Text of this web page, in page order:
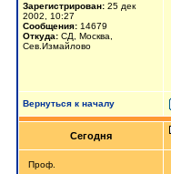
Зарегистрирован: 25 дек
2002, 10:27
Сообщения: 14679
Откуда: СД, Москва,
Сев.Измайлово
Вернуться к началу
Сегодня
Проф.